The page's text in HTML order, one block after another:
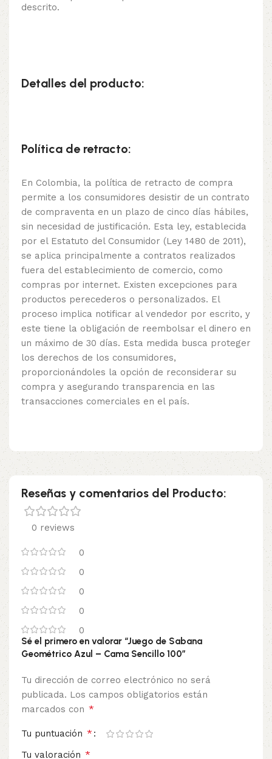
descrito.
Detalles del producto:
Política de retracto:
En Colombia, la política de retracto de compra
permite a los consumidores desistir de un contrato
de compraventa en un plazo de cinco días hábiles,
sin necesidad de justificación. Esta ley, establecida
por el Estatuto del Consumidor (Ley 1480 de 2011),
se aplica principalmente a contratos realizados
fuera del establecimiento de comercio, como
compras por internet. Existen excepciones para
productos perecederos o personalizados. El
proceso implica notificar al vendedor por escrito, y
este tiene la obligación de reembolsar el dinero en
un máximo de 30 días. Esta medida busca proteger
los derechos de los consumidores,
proporcionándoles la opción de reconsiderar su
compra y asegurando transparencia en las
transacciones comerciales en el país.
Reseñas y comentarios del Producto:
0 reviews
0
0
0
0
0
Sé el primero en valorar “Juego de Sabana
Geométrico Azul – Cama Sencillo 100”
Tu dirección de correo electrónico no será
publicada. Los campos obligatorios están
marcados con *
Tu puntuación *
Tu valoración *